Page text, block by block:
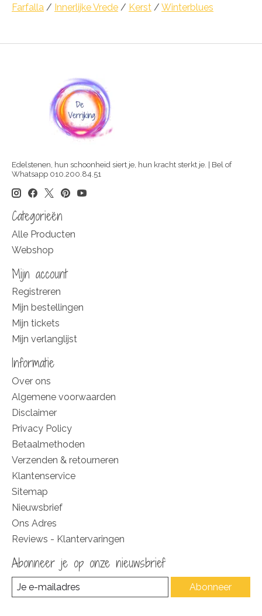
Farfalla / Innerlijke Vrede / Kerst / Winterblues
Edelstenen, hun schoonheid siert je, hun kracht sterkt je. | Bel of
Whatsapp 010.200.84.51
Categorieën
Alle Producten
Webshop
Mijn account
Registreren
Mijn bestellingen
Mijn tickets
Mijn verlanglijst
Informatie
Over ons
Algemene voorwaarden
Disclaimer
Privacy Policy
Betaalmethoden
Verzenden & retourneren
Klantenservice
Sitemap
Nieuwsbrief
Ons Adres
Reviews - Klantervaringen
Abonneer je op onze nieuwsbrief
Abonneer